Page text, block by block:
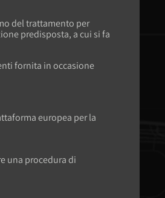
del trattamento per
predisposta, a cui si fa
fornita in occasione
europea per la
una procedura di